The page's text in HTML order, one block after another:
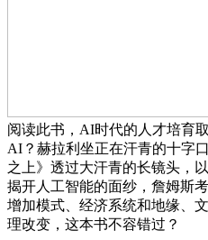
阅读此书，AI时代的人才培育
AI？赫拉利坐正在汗青的十字
之上》透过大汗青的长镜头，
揭开人工智能的面纱，詹姆斯
增加模式、经济系统和地缘、
理改变，这本书不容错过？